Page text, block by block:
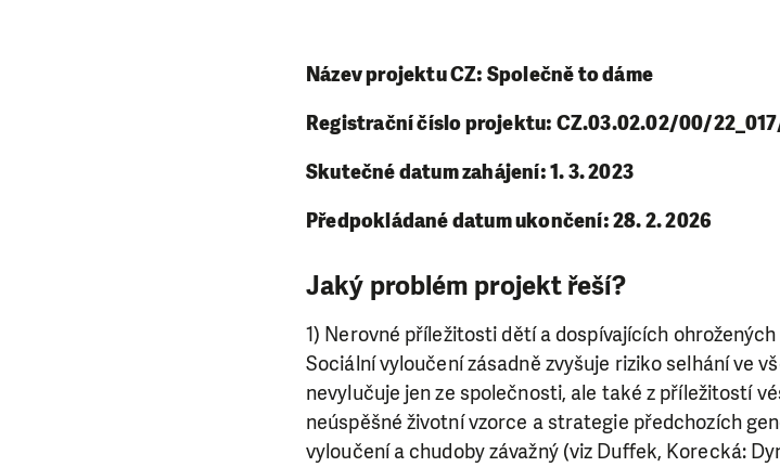
Název projektu CZ: Společně to dáme
Registrační číslo projektu: CZ.03.02.02/00/
Skutečné datum zahájení: 1. 3. 2023
Předpokládané datum ukončení: 28. 2. 2026
Jaký problém projekt řeší?
1) Nerovné příležitosti dětí a dospívajících
Sociální vyloučení zásadně zvyšuje riziko selhání ve
nevylučuje jen ze společnosti, ale také z příležitostí
neúspěšné životní vzorce a strategie předchozích
vyloučení a chudoby závažný (viz Duffek, Korecká: